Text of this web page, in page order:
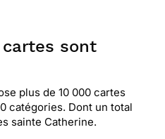
cartes sont
plus de 10 000 cartes
catégories. Dont un total
sainte Catherine.